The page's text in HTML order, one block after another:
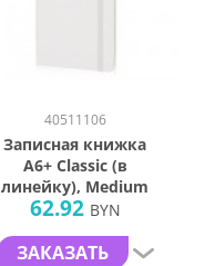
40511106
Записная книжка
A6+ Classic (в
линейку), Medium
62.92 BYN
ЗАКАЗАТЬ